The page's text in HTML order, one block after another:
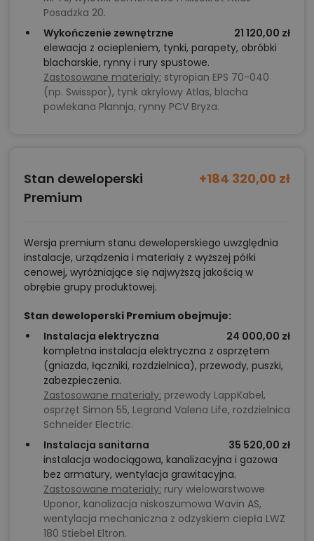
Posadzka 20.
Wykończenie zewnętrzne
21 120,00 zł
elewacja z ociepleniem, tynki, parapety, obróbki
blacharskie, rynny i rury spustowe.
Zastosowane materiały: styropian EPS 70-040
(np. Swisspor), tynk akrylowy Atlas, blacha
powlekana Plannja, rynny PCV Bryza.
Stan deweloperski
Premium
+184 320,00 zł
Wersja premium stanu deweloperskiego uwzględnia
instalacje, urządzenia i materiały z wyższej półki
cenowej, wyróżniające się najwyższą jakością w
obrębie grupy produktowej.
Stan deweloperski Premium obejmuje:
Instalacja elektryczna
24 000,00 zł
kompletna instalacja elektryczna z osprzętem
(gniazda, łączniki, rozdzielnica), przewody, puszki,
zabezpieczenia.
Zastosowane materiały: przewody LappKabel,
osprzęt Simon 55, Legrand Valena Life, rozdzielnica
Schneider Electric.
Instalacja sanitarna
35 520,00 zł
instalacja wodociągowa, kanalizacyjna i gazowa
bez armatury, wentylacja grawitacyjna.
Zastosowane materiały: rury wielowarstwowe
Uponor, kanalizacja niskoszumowa Wavin AS,
wentylacja mechaniczna z odzyskiem ciepła LWZ
180 Stiebel Eltron.